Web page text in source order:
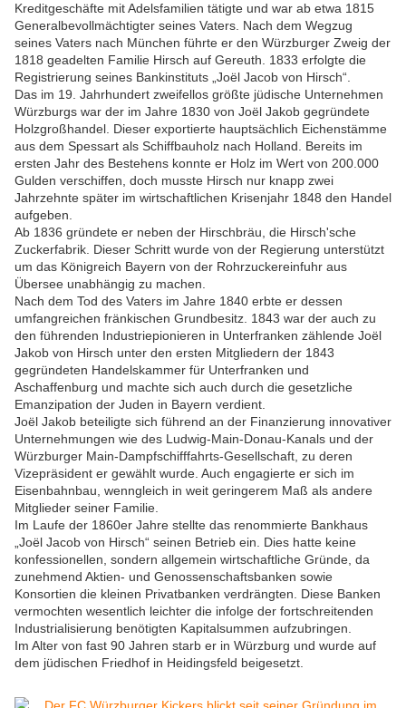
Kreditgeschäfte mit Adelsfamilien tätigte und war ab etwa 1815
Generalbevollmächtigter seines Vaters. Nach dem Wegzug
seines Vaters nach München führte er den Würzburger Zweig der
1818 geadelten Familie Hirsch auf Gereuth. 1833 erfolgte die
Registrierung seines Bankinstituts „Joël Jacob von Hirsch“.
Das im 19. Jahrhundert zweifellos größte jüdische Unternehmen
Würzburgs war der im Jahre 1830 von Joël Jakob gegründete
Holzgroßhandel. Dieser exportierte hauptsächlich Eichenstämme
aus dem Spessart als Schiffbauholz nach Holland. Bereits im
ersten Jahr des Bestehens konnte er Holz im Wert von 200.000
Gulden verschiffen, doch musste Hirsch nur knapp zwei
Jahrzehnte später im wirtschaftlichen Krisenjahr 1848 den Handel
aufgeben.
Ab 1836 gründete er neben der Hirschbräu, die Hirsch'sche
Zuckerfabrik. Dieser Schritt wurde von der Regierung unterstützt
um das Königreich Bayern von der Rohrzuckereinfuhr aus
Übersee unabhängig zu machen.
Nach dem Tod des Vaters im Jahre 1840 erbte er dessen
umfangreichen fränkischen Grundbesitz. 1843 war der auch zu
den führenden Industriepionieren in Unterfranken zählende Joël
Jakob von Hirsch unter den ersten Mitgliedern der 1843
gegründeten Handelskammer für Unterfranken und
Aschaffenburg und machte sich auch durch die gesetzliche
Emanzipation der Juden in Bayern verdient.
Joël Jakob beteiligte sich führend an der Finanzierung innovativer
Unternehmungen wie des Ludwig-Main-Donau-Kanals und der
Würzburger Main-Dampfschifffahrts-Gesellschaft, zu deren
Vizepräsident er gewählt wurde. Auch engagierte er sich im
Eisenbahnbau, wenngleich in weit geringerem Maß als andere
Mitglieder seiner Familie.
Im Laufe der 1860er Jahre stellte das renommierte Bankhaus
„Joël Jacob von Hirsch“ seinen Betrieb ein. Dies hatte keine
konfessionellen, sondern allgemein wirtschaftliche Gründe, da
zunehmend Aktien- und Genossenschaftsbanken sowie
Konsortien die kleinen Privatbanken verdrängten. Diese Banken
vermochten wesentlich leichter die infolge der fortschreitenden
Industrialisierung benötigten Kapitalsummen aufzubringen.
Im Alter von fast 90 Jahren starb er in Würzburg und wurde auf
dem jüdischen Friedhof in Heidingsfeld beigesetzt.